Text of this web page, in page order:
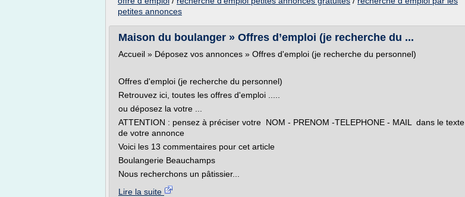
petites annonces
Maison du boulanger » Offres d’emploi (je recherche du ...
Accueil » Déposez vos annonces » Offres d'emploi (je recherche du personnel)
Offres d'emploi (je recherche du personnel)
Retrouvez ici, toutes les offres d'emploi .....
ou déposez la votre ...
ATTENTION : pensez à préciser votre NOM - PRENOM -TELEPHONE - MAIL dans le texte
de votre annonce
Voici les 13 commentaires pour cet article
Boulangerie Beauchamps
Nous recherchons un pâtissier...
Lire la suite